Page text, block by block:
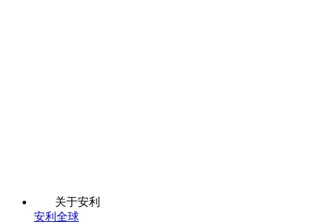
关于安利
安利全球